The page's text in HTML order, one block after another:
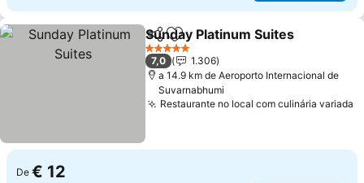
PartilharAdicionar aos favoritos
Sunday Platinum Suites
5 Estrelas
7,0
1.306
a 14.9 km de Aeroporto Internacional de
Suvarnabhumi
Restaurante no local com culinária variada
De € 12